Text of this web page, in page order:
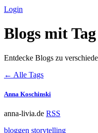
Login
Blogs mit Tag
Entdecke Blogs zu
← Alle Tags
Anna Koschinski
anna-livia.de RSS
bloggen storytelling